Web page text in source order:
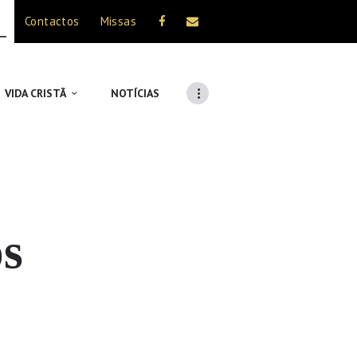
Contactos Missas
VIDA CRISTÃ NOTÍCIAS